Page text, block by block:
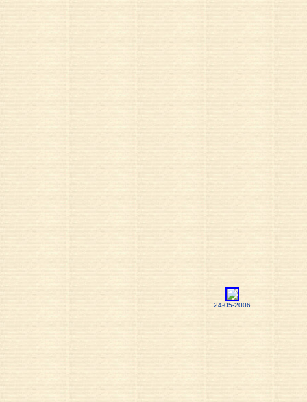
24-05-2006